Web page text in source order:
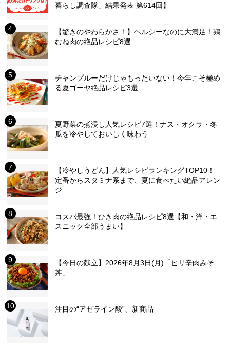
暮らし調査隊」結果発表 第614回】
【驚きのやわらかさ！】ヘルシーなのに大満足！鶏
むね肉の絶品レシピ8選
チャンプルーだけじゃもったいない！今年こそ極め
る夏ゴーヤ絶品レシピ3選
夏野菜の煮浸し人気レシピ7選！ナス・オクラ・冬
瓜を冷やしておいしく味わう
【冷やしうどん】人気レシピランキングTOP10！
定番からスタミナ系まで、夏に食べたい絶品アレン
ジ
コスパ最強！ひき肉の絶品レシピ8選【和・洋・エ
スニック全部うまい】
【今日の献立】2026年8月3日(月)「ピリ辛肉みそ
丼」
注目の“アゼライン酸”、新商品